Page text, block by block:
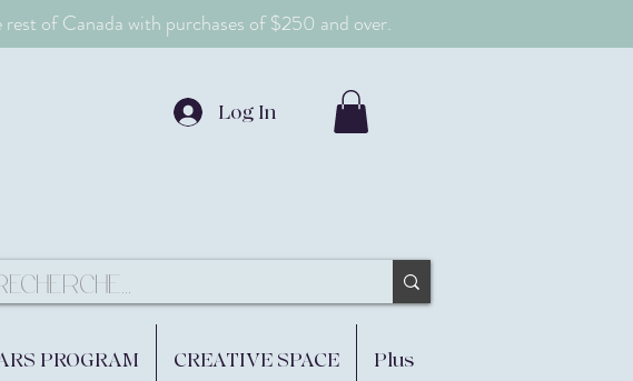
of Canada with purchases of $250 and over.
Log In
PROGRAM CREATIVE SPACE Plus